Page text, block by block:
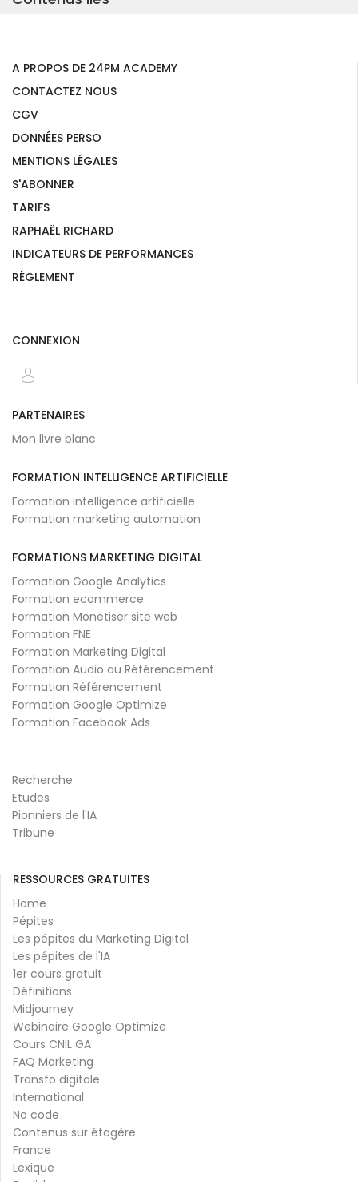
A PROPOS DE 24PM ACADEMY
CONTACTEZ NOUS
CGV
DONNÉES PERSO
MENTIONS LÉGALES
S'ABONNER
TARIFS
RAPHAËL RICHARD
INDICATEURS DE PERFORMANCES
RÉGLEMENT
CONNEXION
PARTENAIRES
Mon livre blanc
FORMATION INTELLIGENCE ARTIFICIELLE
Formation intelligence artificielle
Formation marketing automation
FORMATIONS MARKETING DIGITAL
Formation Google Analytics
Formation ecommerce
Formation Monétiser site web
Formation FNE
Formation Marketing Digital
Formation Audio au Référencement
Formation Référencement
Formation Google Optimize
Formation Facebook Ads
Recherche
Etudes
Pionniers de l'IA
Tribune
RESSOURCES GRATUITES
Home
Pépites
Les pépites du Marketing Digital
Les pépites de l'IA
1er cours gratuit
Définitions
Midjourney
Webinaire Google Optimize
Cours CNIL GA
FAQ Marketing
Transfo digitale
International
No code
Contenus sur étagère
France
Lexique